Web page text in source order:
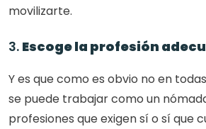
movilizarte.
3. Escoge la profesión
Y es que como es obvio no en
se puede trabajar como un
profesiones que exigen sí o sí que